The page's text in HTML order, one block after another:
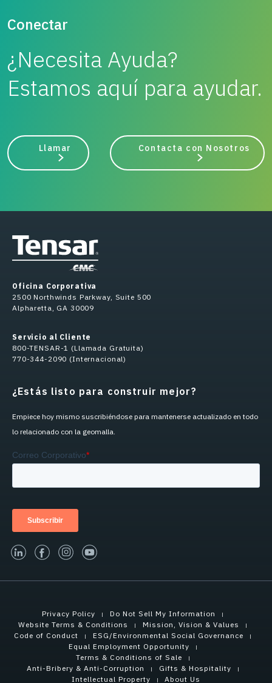
Conectar
¿Necesita Ayuda?
Estamos aquí para ayudar.
Llamar Contacta con Nosotros
Oficina Corporativa
2500 Northwinds Parkway, Suite 500
Alpharetta, GA 30009
Servicio al Cliente
800-TENSAR-1 (Llamada Gratuita)
770-344-2090 (Internacional)
¿Estás listo para construir mejor?
Empiece hoy mismo suscribiéndose para mantenerse actualizado en todo
lo relacionado con la geomalla.
linked-infacebook
instagram
youtube
Privacy Policy
Do Not Sell My Information
Website Terms & Conditions
Mission, Vision & Values
Code of Conduct
ESG/Environmental Social Governance
Equal Employment Opportunity
Terms & Conditions of Sale
Anti-Bribery & Anti-Corruption
Gifts & Hospitality
Intellectual Property
About Us